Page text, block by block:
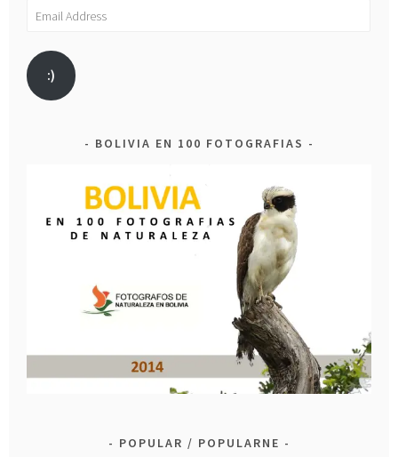
Email
:)
BOLIVIA EN 100 FOTOGRAFIAS
POPULAR / POPULARNE